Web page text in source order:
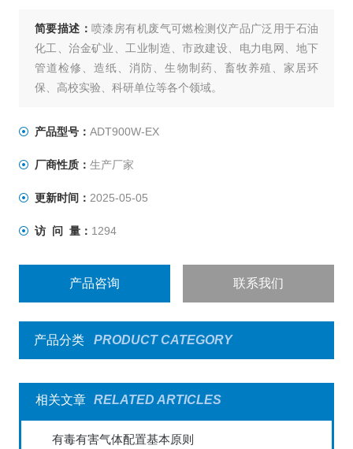
简要描述：喷漆房有机废气可燃检测仪产品广泛用于石油
化工、治金矿业、工业制造、市政建设、电力电网、地下
管道检修、造纸、消防、生物制药、畜牧养殖、家居环
保、高校实验、科研单位等各个领域。
产品型号： ADT900W-EX
厂商性质： 生产厂家
更新时间： 2025-05-05
访 问 量： 1294
产品咨询 联系我们
产品分类 PRODUCT CATEGORY
相关文章 RELATED ARTICLES
有毒有害气体配置基本原则